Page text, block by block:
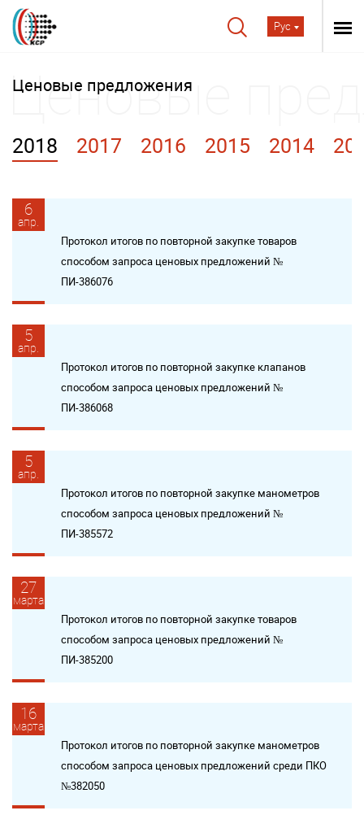
Рус
Ценовые предложения
2018 2017 2016 2015 2014
6
апр.
Протокол итогов по повторной закупке товаров
способом запроса ценовых предложений №
ПИ-386076
5
апр.
Протокол итогов по повторной закупке клапанов
способом запроса ценовых предложений №
ПИ-386068
5
апр.
Протокол итогов по повторной закупке манометров
способом запроса ценовых предложений №
ПИ-385572
27
марта
Протокол итогов по повторной закупке товаров
способом запроса ценовых предложений №
ПИ-385200
16
марта
Протокол итогов по повторной закупке манометров
способом запроса ценовых предложений среди ПКО
№382050